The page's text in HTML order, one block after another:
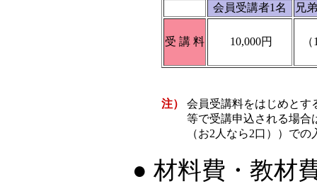
会員受講者1名 兄
受 講 料 10,000円
注）
会員受講料をはじめとす
等で受講申込される場合
（お2人なら2口））で
● 材料費・教材